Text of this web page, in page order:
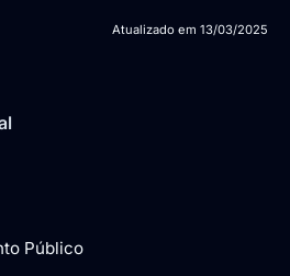
Atualizado em 13/03/2025
Público